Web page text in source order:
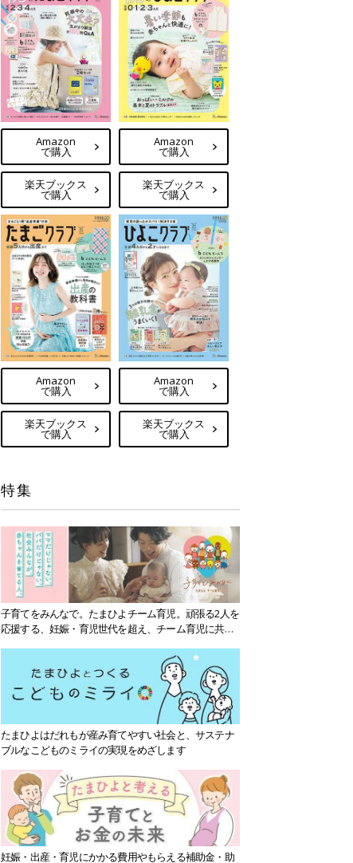
Amazon
で購入
楽天ブックス
で購入
Amazon
で購入
楽天ブックス
で購入
Amazon
で購入
楽天ブックス
で購入
Amazon
で購入
楽天ブックス
で購入
特集
子育てをみんなで。たまひよチーム育児。頑張る2人を
応援する、妊娠・育児世代を超え、チーム育児に共感
たまひよはだれもが産み育てやすい社会と、サステナ
ブルなこどものミライの実現をめざします
妊娠・出産・育児にかかる費用やもらえる補助金・助